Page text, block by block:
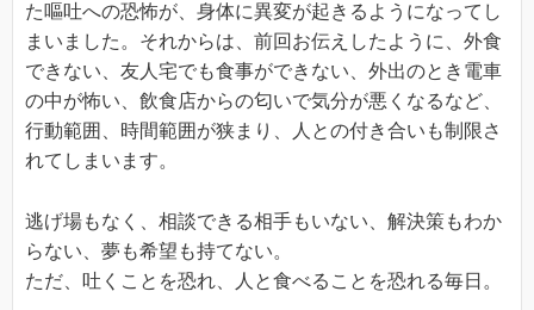
た嘔吐への恐怖が、身体に異変が起きるようになってし
まいました。それからは、前回お伝えしたように、外食
できない、友人宅でも食事ができない、外出のとき電車
の中が怖い、飲食店からの匂いで気分が悪くなるなど、
行動範囲、時間範囲が狭まり、人との付き合いも制限さ
れてしまいます。
逃げ場もなく、相談できる相手もいない、解決策もわか
らない、夢も希望も持てない。
ただ、吐くことを恐れ、人と食べることを恐れる毎日。